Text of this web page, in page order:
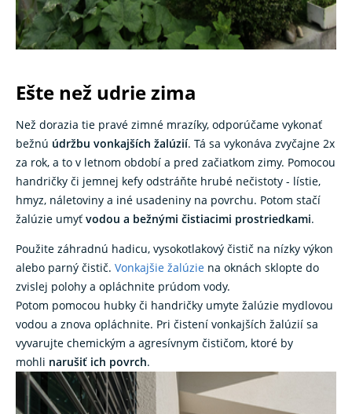
Ešte než udrie zima
Než dorazia tie pravé zimné mrazíky, odporúčame vykonať
bežnú údržbu vonkajších žalúzií. Tá sa vykonáva zvyčajne 2x
za rok, a to v letnom období a pred začiatkom zimy. Pomocou
handričky či jemnej kefy odstráňte hrubé nečistoty - lístie,
hmyz, náletoviny a iné usadeniny na povrchu. Potom stačí
žalúzie umyť vodou a bežnými čistiacimi prostriedkami.
Použite záhradnú hadicu, vysokotlakový čistič na nízky výkon
alebo parný čistič. Vonkajšie žalúzie na oknách sklopte do
zvislej polohy a opláchnite prúdom vody.
Potom pomocou hubky či handričky umyte žalúzie mydlovou
vodou a znova opláchnite. Pri čistení vonkajších žalúzií sa
vyvarujte chemickým a agresívnym čističom, ktoré by
mohli narušiť ich povrch.